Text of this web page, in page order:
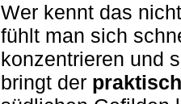
Wer kennt das
fühlt man sich
konzentrieren und
bringt der